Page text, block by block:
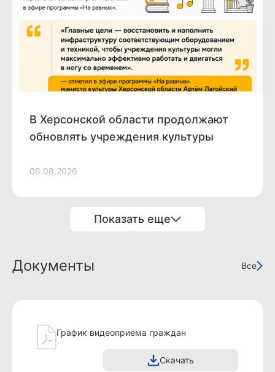
В Херсонской области продолжают
обновлять учреждения культуры
06.08.2026
Показать еще
Документы Все
График видеоприема граждан
Скачать